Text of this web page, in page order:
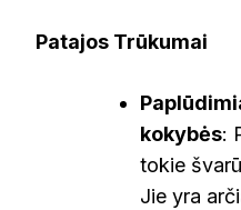
Patajos Trūkumai
kokybės:
tokie
Jie yra